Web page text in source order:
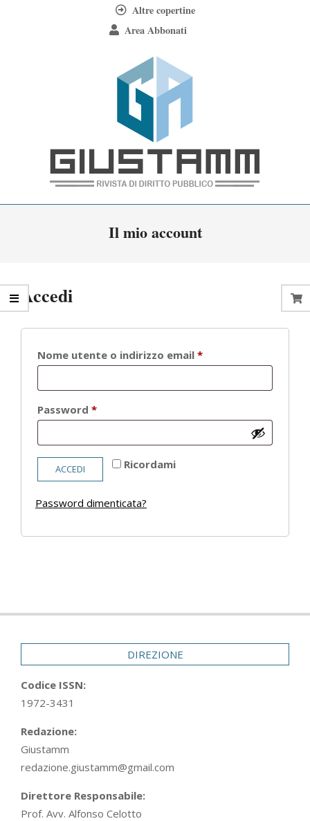
Altre copertine
Area Abbonati
Giustamm
Il mio account
Accedi
Nome utente o indirizzo email *Richiesto
Password *Richiesto
Ricordami
ACCEDI
Password dimenticata?
05-
DIREZIONE
Codice ISSN:
1972-3431
Redazione:
Giustamm
redazione.giustamm@gmail.com
Direttore Responsabile:
Prof. Avv. Alfonso Celotto